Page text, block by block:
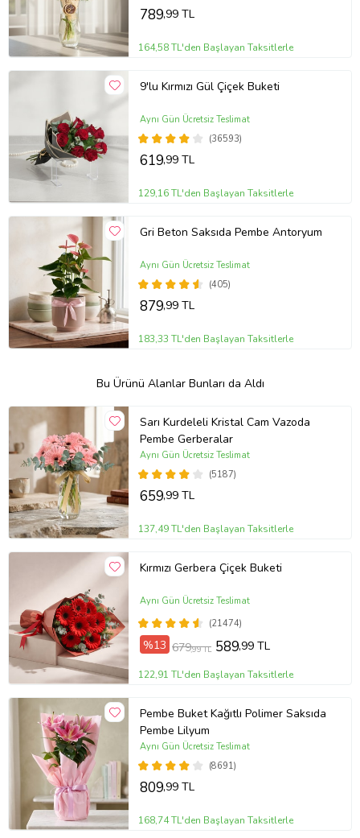
789,99 TL
164,58 TL'den Başlayan Taksitlerle
9'lu Kırmızı Gül Çiçek Buketi
(36593)
Aynı Gün Ücretsiz Teslimat
619,99 TL
129,16 TL'den Başlayan Taksitlerle
Gri Beton Saksıda Pembe Antoryum
(405)
Aynı Gün Ücretsiz Teslimat
879,99 TL
183,33 TL'den Başlayan Taksitlerle
Bu Ürünü Alanlar Bunları da Aldı
Sarı Kurdeleli Kristal Cam Vazoda
Pembe Gerberalar
(5187)
Aynı Gün Ücretsiz Teslimat
659,99 TL
137,49 TL'den Başlayan Taksitlerle
Kırmızı Gerbera Çiçek Buketi
(21474)
Aynı Gün Ücretsiz Teslimat
%13 679,99 TL 589,99 TL
122,91 TL'den Başlayan Taksitlerle
Pembe Buket Kağıtlı Polimer Saksıda
Pembe Lilyum
(8691)
Aynı Gün Ücretsiz Teslimat
809,99 TL
168,74 TL'den Başlayan Taksitlerle